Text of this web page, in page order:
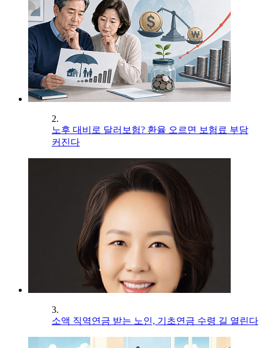
2.
노후 대비로 달러보험? 환율 오르면 보험료 부담
커진다
3.
소액 직역연금 받는 노인, 기초연금 수령 길 열린다